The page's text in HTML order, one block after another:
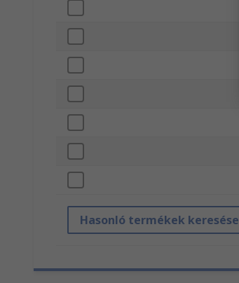
Hasonló termékek keresése